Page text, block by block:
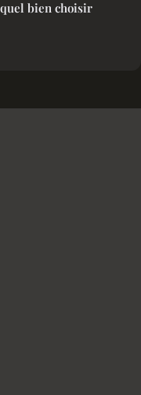
bien choisir